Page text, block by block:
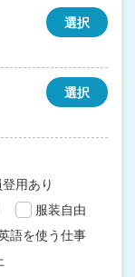
選択
選択
用あり
服装自由
語を使う仕事